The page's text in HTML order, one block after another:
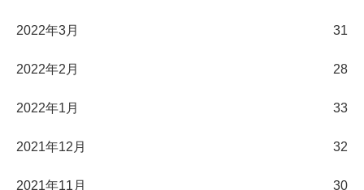
2022年3月 31
2022年2月 28
2022年1月 33
2021年12月 32
2021年11月 30